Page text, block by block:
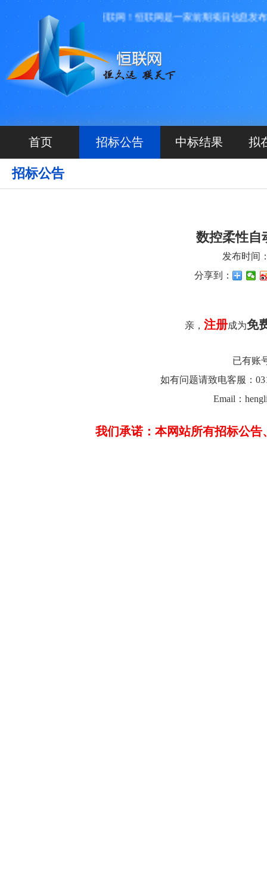
欢迎进入恒联网！恒联网是一家前期项目信息发布
首页 招标公告 中标结果 拟
招标公告
数控柔性自
发布时间
分享到：
亲， 注册成为免
已有账
如有问题请致电客服：
Email：
我们承诺：本网站所有招标公